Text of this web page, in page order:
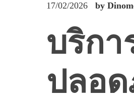
17/02/2026 by
บริกา
ปลอ